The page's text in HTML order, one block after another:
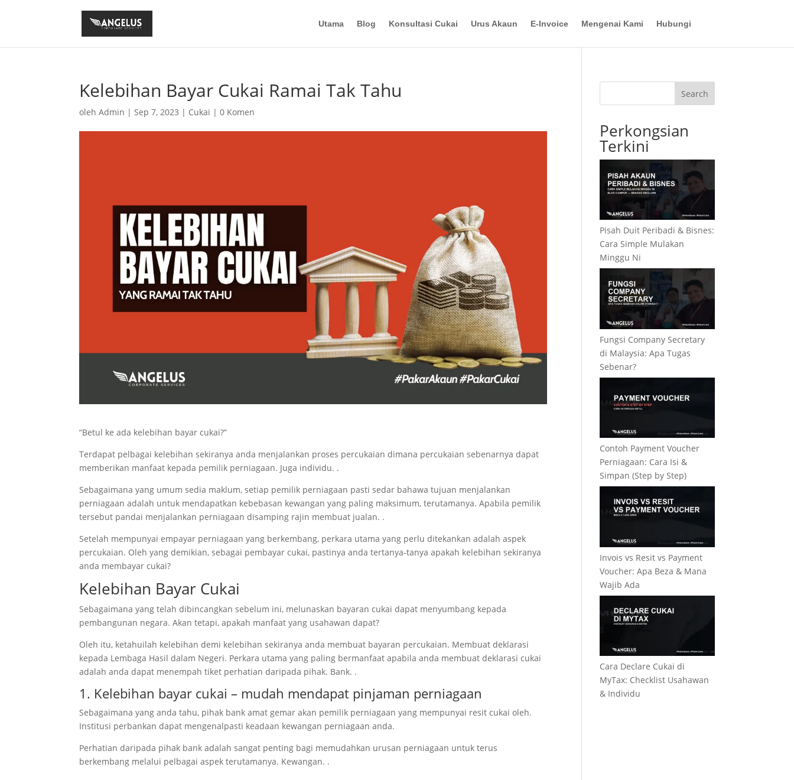
Utama Blog Konsultasi Cukai Urus Akaun E-Invoice Mengenai Kami Hubungi
Kelebihan Bayar Cukai Ramai Tak Tahu
olehAdmin |Sep 7, 2023 | Cukai |0 Komen
“Betul ke ada kelebihan bayar cukai?”
Terdapat pelbagai kelebihan sekiranya anda menjalankan proses percukaian dimana percukaian sebenarnya dapat
memberikan manfaat kepada pemilik perniagaan. Juga individu. .
Sebagaimana yang umum sedia maklum, setiap pemilik perniagaan pasti sedar bahawa tujuan menjalankan
perniagaan adalah untuk mendapatkan kebebasan kewangan yang paling maksimum, terutamanya. Apabila pemilik
tersebut pandai menjalankan perniagaan disamping rajin membuat jualan. .
Setelah mempunyai empayar perniagaan yang berkembang, perkara utama yang perlu ditekankan adalah aspek
percukaian. Oleh yang demikian, sebagai pembayar cukai, pastinya anda tertanya-tanya apakah kelebihan sekiranya
anda membayar cukai?
Kelebihan Bayar Cukai
Sebagaimana yang telah dibincangkan sebelum ini, melunaskan bayaran cukai dapat menyumbang kepada
pembangunan negara. Akan tetapi, apakah manfaat yang usahawan dapat?
Oleh itu, ketahuilah kelebihan demi kelebihan sekiranya anda membuat bayaran percukaian. Membuat deklarasi
kepada Lembaga Hasil dalam Negeri. Perkara utama yang paling bermanfaat apabila anda membuat deklarasi cukai
adalah anda dapat menempah tiket perhatian daripada pihak. Bank. .
1. Kelebihan bayar cukai – mudah mendapat pinjaman perniagaan
Sebagaimana yang anda tahu, pihak bank amat gemar akan pemilik perniagaan yang mempunyai resit cukai oleh.
Institusi perbankan dapat mengenalpasti keadaan kewangan perniagaan anda.
Perhatian daripada pihak bank adalah sangat penting bagi memudahkan urusan perniagaan untuk terus
berkembang melalui pelbagai aspek terutamanya. Kewangan. .
Search
Perkongsian
Terkini
Pisah Duit Peribadi & Bisnes:
Cara Simple Mulakan
Minggu Ni
Fungsi Company Secretary
di Malaysia: Apa Tugas
Sebenar?
Contoh Payment Voucher
Perniagaan: Cara Isi &
Simpan (Step by Step)
Invois vs Resit vs Payment
Voucher: Apa Beza & Mana
Wajib Ada
Cara Declare Cukai di
MyTax: Checklist Usahawan
& Individu